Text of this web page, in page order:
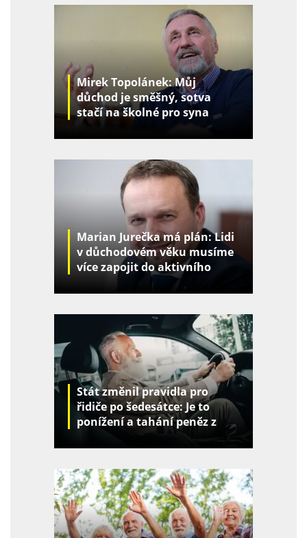
Mirek Topolánek: Můj
důchod je směšný, sotva
stačí na školné pro syna
Marian Jurečka má plán: Lidi
v důchodovém věku musíme
více zapojit do aktivního
Stát změnil pravidla pro
řidiče po šedesátce: Je to
ponížení a tahání peněz z